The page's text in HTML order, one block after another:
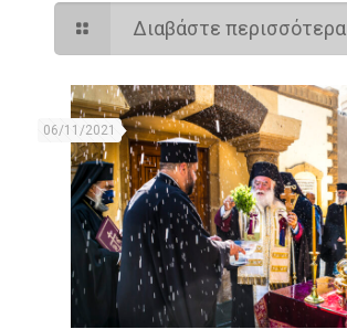
Διαβάστε περισσότερα
06/11/2021